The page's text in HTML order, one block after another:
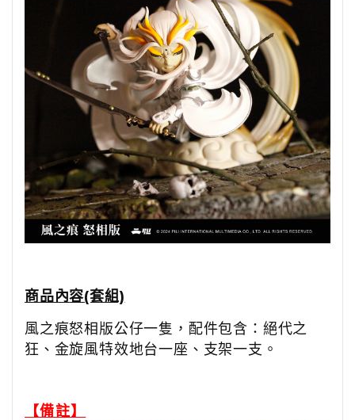
商品內容(套組)
風之痕怒相版公仔一隻，配件包含： 絕代之
狂、金旋風特效地台一座、支架一支 。
【備註】